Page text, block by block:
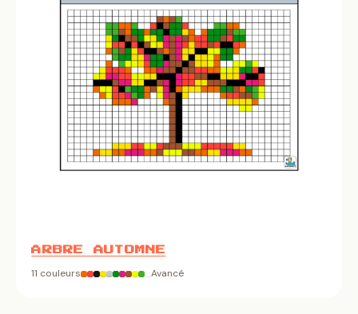
ARBRE AUTOMNE
11 couleurs Avancé